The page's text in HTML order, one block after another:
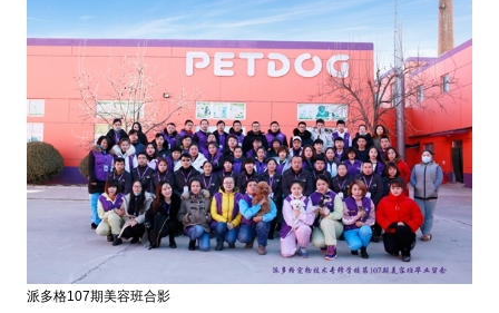
派多格107期美容班合影